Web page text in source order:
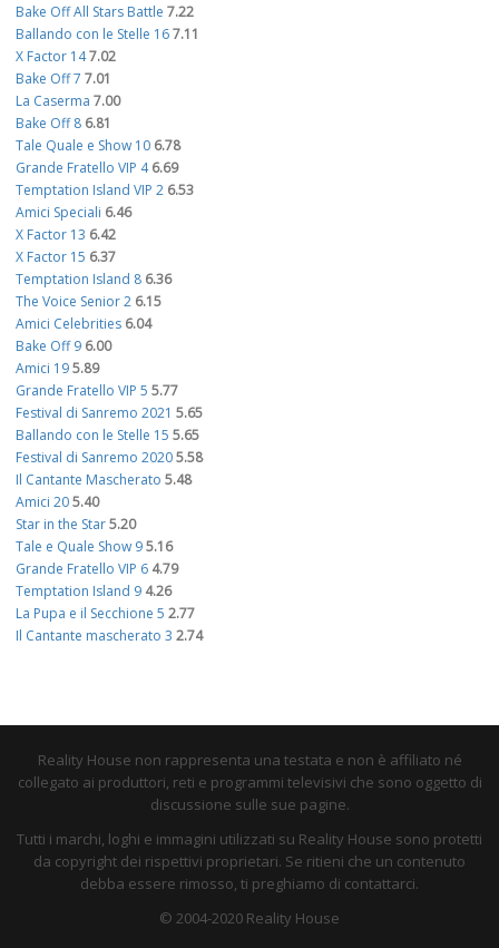
Bake Off All Stars Battle 7.22
Ballando con le Stelle 167.11
X Factor 147.02
Bake Off 7 7.01
La Caserma 7.00
Bake Off 8 6.81
Tale Quale e Show 10 6.78
Grande Fratello VIP 4 6.69
Temptation Island VIP 2 6.53
Amici Speciali 6.46
X Factor 13 6.42
X Factor 15 6.37
Temptation Island 8 6.36
The Voice Senior 2 6.15
Amici Celebrities 6.04
Bake Off 9 6.00
Amici 195.89
Grande Fratello VIP 5 5.77
Festival di Sanremo 2021 5.65
Ballando con le Stelle 15 5.65
Festival di Sanremo 20205.58
Il Cantante Mascherato 5.48
Amici 205.40
Star in the Star5.20
Tale e Quale Show 95.16
Grande Fratello VIP 6 4.79
Temptation Island 9 4.26
La Pupa e il Secchione 5 2.77
Il Cantante mascherato 3 2.74
Reality House non rappresenta una testata e non è affiliato né
collegato ai produttori, reti e programmi televisivi che sono oggetto di
discussione sulle sue pagine.
Tutti i marchi, loghi e immagini utilizzati su Reality House sono protetti
da copyright dei rispettivi proprietari. Se ritieni che un contenuto
debba essere rimosso, ti preghiamo di contattarci.
© 2004-2020 Reality House